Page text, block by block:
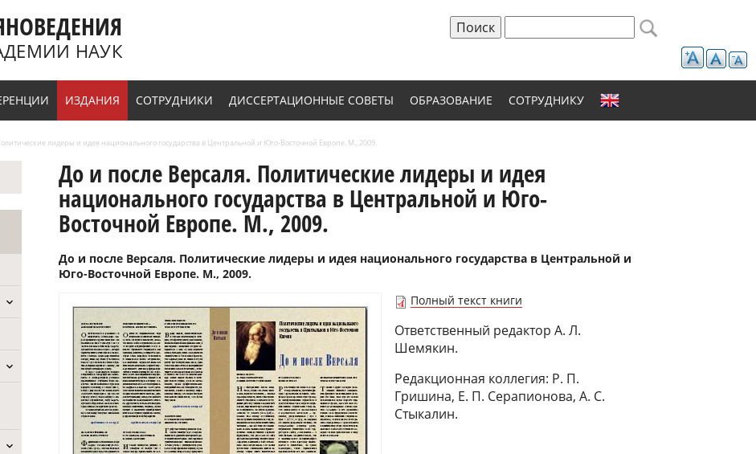
НАУК Форма поиска
ИЗДАНИЯ СОТРУДНИКИ ДИССЕРТАЦИОННЫЕ СОВЕТЫ ОБРАЗОВАНИЕ СОТРУДНИКУ
лидеры и идея национального государства в Центральной и Юго-Восточной Европе. М., 2009.
До и после Версаля. Политические лидеры и идея
национального государства в Центральной и Юго-
Восточной Европе. М., 2009.
До и после Версаля. Политические лидеры и идея национального государства в Центральной и
Юго-Восточной Европе. М., 2009.
Полный текст книги
Ответственный редактор А. Л.
Шемякин.
Редакционная коллегия: Р. П.
Гришина, Е. П. Серапионова, А. С.
Стыкалин.